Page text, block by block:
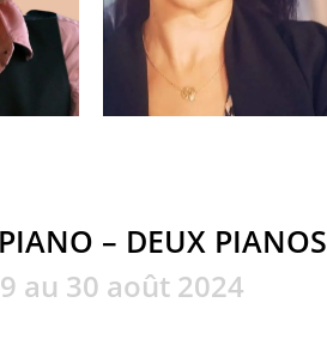
– DEUX PIANOS
au 30 août 2024